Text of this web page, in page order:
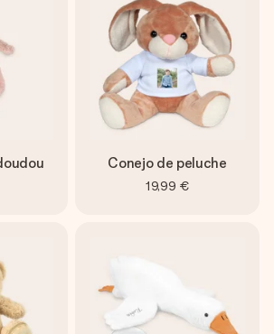
Conejo de peluche
19,99 €